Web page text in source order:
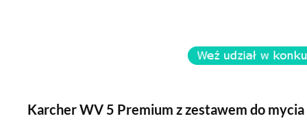
Karcher WV 5 Premium z zestawem do